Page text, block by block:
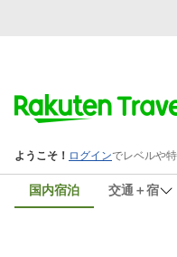
国内宿泊 交通＋宿